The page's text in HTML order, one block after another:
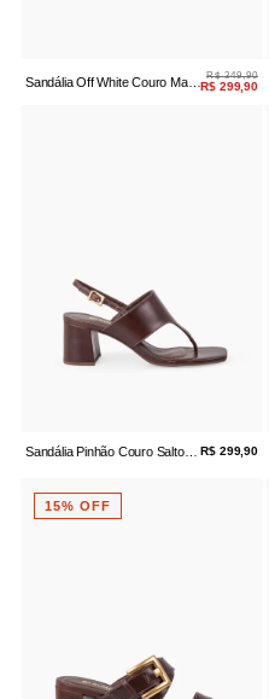
Sandália Off White Couro Maxi
R$ 349,90
R$ 299,90
Sandália Pinhão Couro Salto
R$ 299,90
15% OFF